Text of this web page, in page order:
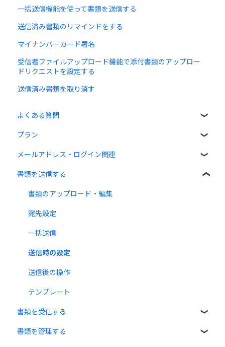
一括送信機能を使って書類を送信する
送信済み書類のリマインドをする
マイナンバーカード署名
受信者ファイルアップロード機能で添付書類のアップロー
ドリクエストを設定する
送信済み書類を取り消す
よくある質問
クラウドサインについて
書類について
操作方法について
通知メールについて
プラン
無料プラン
有料プラン
無料オプション
有料オプション
連携プラン
メールアドレス・ログイン関連
ログイン関連
書類を送信する
書類のアップロード・編集
宛先設定
一括送信
送信時の設定
送信後の操作
テンプレート
書類を受信する
受信者ガイド
書類を管理する